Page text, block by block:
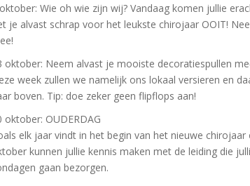
Wie oh wie zijn wij? Vandaag komen jullie
je alvast schrap voor het leukste chirojaar OOIT!
oktober: Neem alvast je mooiste decoratiespullen
week zullen we namelijk ons lokaal versieren en
boven. Tip: doe zeker geen flipflops aan!
oktober: OUDERDAG
elk jaar vindt in het begin van het nieuwe
kunnen jullie kennis maken met de leiding die
gaan bezorgen.